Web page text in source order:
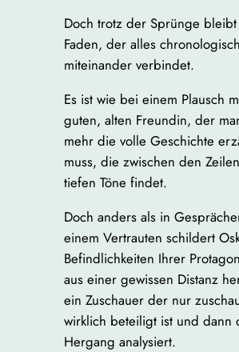
Doch trotz der Sprünge
Faden, der alles chronologisch
miteinander verbindet.
Es ist wie bei einem Plausch
guten, alten Freundin, der
mehr die volle Geschichte
muss, die zwischen den
tiefen Töne findet.
Doch anders als in
einem Vertrauten schildert
Befindlichkeiten Ihrer
aus einer gewissen Distanz
ein Zuschauer der nur
wirklich beteiligt ist und dann
Hergang analysiert.